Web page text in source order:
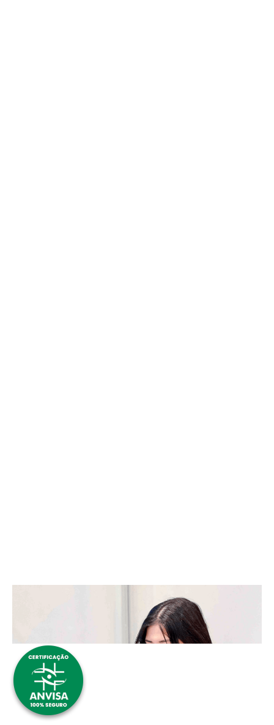
Fale com a Ciello Imper
Cadastre-se para começar uma
conversa no WhatsApp